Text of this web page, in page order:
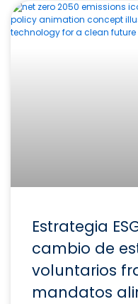
Estrategia
cambio de
voluntarios
mandatos